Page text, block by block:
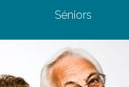
Séniors